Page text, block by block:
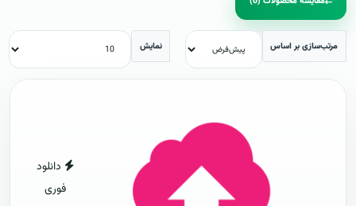
مرتب‌سازی بر اساس نمایش
دانلود
فوری